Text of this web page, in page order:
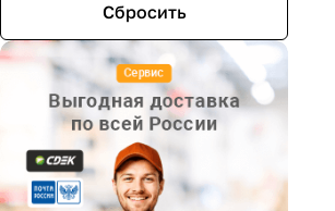
Сбросить